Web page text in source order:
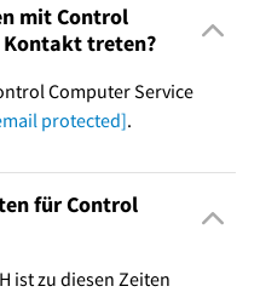
mit Control
Kontakt treten?
Computer Service
protected].
für Control
ist zu diesen Zeiten